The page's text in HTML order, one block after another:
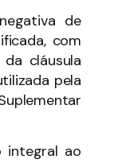
de
com
cláusula
pela
integral ao